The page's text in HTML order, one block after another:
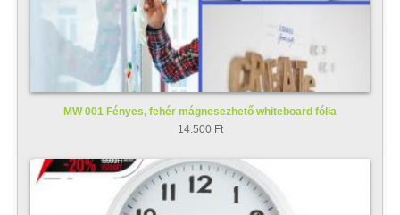
MW 001 Fényes, fehér mágnesezhető whiteboard fólia
14.500 Ft